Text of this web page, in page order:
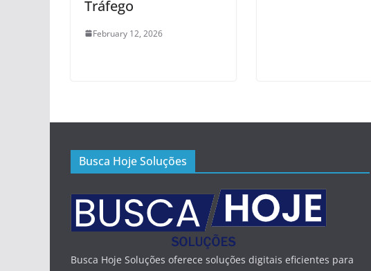
Tráfego
February 12, 2026
Busca Hoje Soluções
Busca Hoje Soluções oferece soluções digitais eficientes para